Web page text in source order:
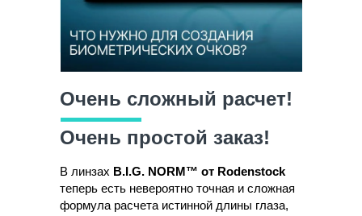
Очень сложный расчет!
Очень простой заказ!
В линзах B.I.G. NORM™ от Rodenstock
теперь есть невероятно точная и сложная
формула расчета истинной длины глаза,